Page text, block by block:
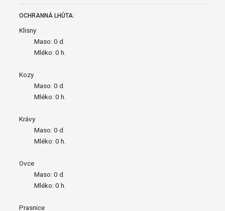
OCHRANNÁ LHŮTA:
Klisny
Maso: 0 d.
Mléko: 0 h.
Kozy
Maso: 0 d.
Mléko: 0 h.
Krávy
Maso: 0 d.
Mléko: 0 h.
Ovce
Maso: 0 d.
Mléko: 0 h.
Prasnice